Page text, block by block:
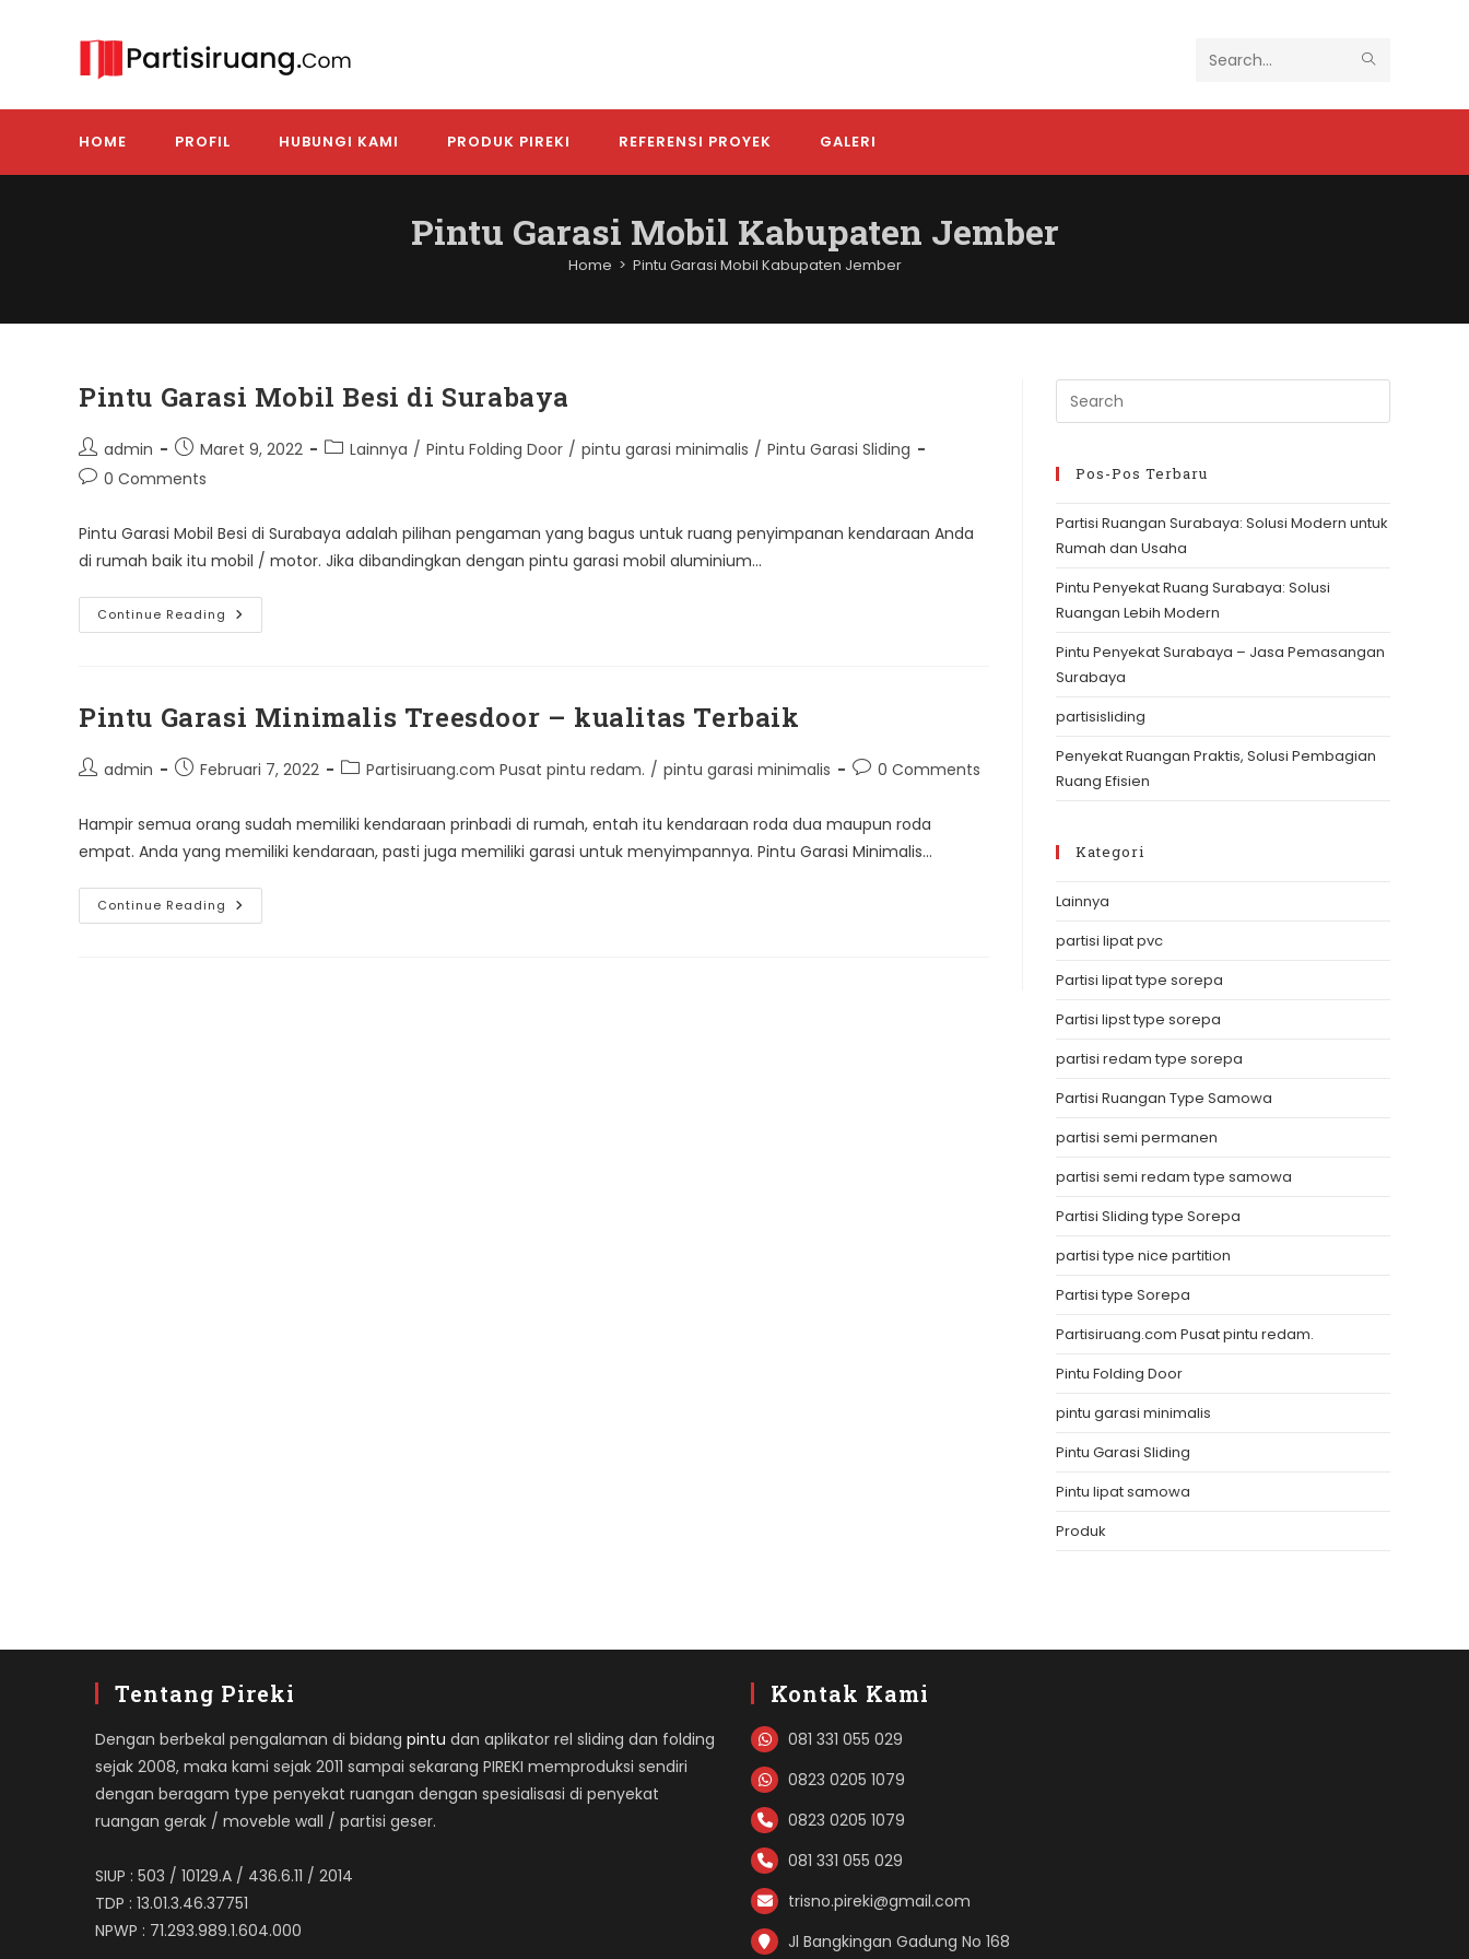
Search
this
SUBMIT
HOME PROFIL HUBUNGI KAMI PRODUK PIREKI REFERENSI PROYEK GALERI
Pintu Garasi Mobil Kabupaten Jember
Home > Pintu Garasi Mobil Kabupaten Jember
Pintu Garasi Mobil Besi di Surabaya
Post
author:
admin
Post
published:
Maret 9, 2022
PostLainnya / Pintu Folding Door / pintu garasi minimalis / Pintu Garasi Sliding
Post0 Comments
Pintu Garasi Mobil Besi di Surabaya adalah pilihan pengaman yang bagus untuk ruang penyimpanan kendaraan Anda
di rumah baik itu mobil / motor. Jika dibandingkan dengan pintu garasi mobil aluminium…
Continue Reading Pintu
Garasi
Pintu Garasi Minimalis Treesdoor – kualitas Terbaik
Postadmin
PostFebruari 7, 2022
PostPartisiruang.com Pusat pintu redam. / pintu garasi minimalis
Post0 Comments
Hampir semua orang sudah memiliki kendaraan prinbadi di rumah, entah itu kendaraan roda dua maupun roda
empat. Anda yang memiliki kendaraan, pasti juga memiliki garasi untuk menyimpannya. Pintu Garasi Minimalis…
Continue Reading Pintu
Garasi
Escape
Pos-Pos Terbaru
Partisi Ruangan Surabaya: Solusi Modern untuk
Rumah dan Usaha
Pintu Penyekat Ruang Surabaya: Solusi
Ruangan Lebih Modern
Pintu Penyekat Surabaya – Jasa Pemasangan
Surabaya
partisisliding
Penyekat Ruangan Praktis, Solusi Pembagian
Ruang Efisien
Kategori
Lainnya
partisi lipat pvc
Partisi lipat type sorepa
Partisi lipst type sorepa
partisi redam type sorepa
Partisi Ruangan Type Samowa
partisi semi permanen
partisi semi redam type samowa
Partisi Sliding type Sorepa
partisi type nice partition
Partisi type Sorepa
Partisiruang.com Pusat pintu redam.
Pintu Folding Door
pintu garasi minimalis
Pintu Garasi Sliding
Pintu lipat samowa
Produk
Tentang Pireki
Dengan berbekal pengalaman di bidang pintu dan aplikator rel sliding dan folding
sejak 2008, maka kami sejak 2011 sampai sekarang PIREKI memproduksi sendiri
dengan beragam type penyekat ruangan dengan spesialisasi di penyekat
ruangan gerak / moveble wall / partisi geser.
SIUP : 503 / 10129.A / 436.6.11 / 2014
TDP : 13.01.3.46.37751
NPWP : 71.293.989.1.604.000
Kontak Kami
081 331 055 029
0823 0205 1079
0823 0205 1079
081 331 055 029
trisno.pireki@gmail.com
Jl Bangkingan Gadung No 168